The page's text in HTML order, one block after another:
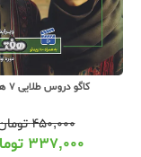
منتشران دروس 7 هفتم (درسیار)
۳۷۵,۰۰۰
۲۹۶,۰۰۰